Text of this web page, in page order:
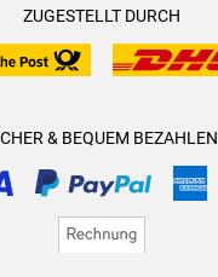
ZUGESTELLT DURCH
& BEQUEM BEZAHLEN